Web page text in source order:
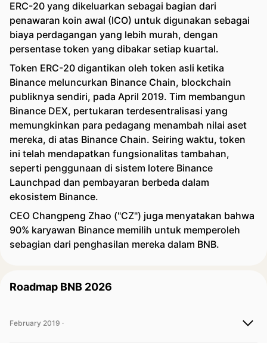
ERC-20 yang dikeluarkan sebagai bagian dari
penawaran koin awal (ICO) untuk digunakan sebagai
biaya perdagangan yang lebih murah, dengan
persentase token yang dibakar setiap kuartal.
Token ERC-20 digantikan oleh token asli ketika
Binance meluncurkan Binance Chain, blockchain
publiknya sendiri, pada April 2019. Tim membangun
Binance DEX, pertukaran terdesentralisasi yang
memungkinkan para pedagang menambah nilai aset
mereka, di atas Binance Chain. Seiring waktu, token
ini telah mendapatkan fungsionalitas tambahan,
seperti penggunaan di sistem lotere Binance
Launchpad dan pembayaran berbeda dalam
ekosistem Binance.
CEO Changpeng Zhao ("CZ") juga menyatakan bahwa
90% karyawan Binance memilih untuk memperoleh
sebagian dari penghasilan mereka dalam BNB.
Roadmap BNB 2026
February 2019 ·